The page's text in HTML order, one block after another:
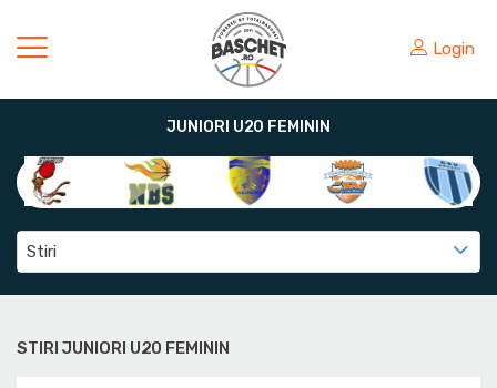
Login
JUNIORI U20 FEMININ
Stiri
STIRI JUNIORI U20 FEMININ